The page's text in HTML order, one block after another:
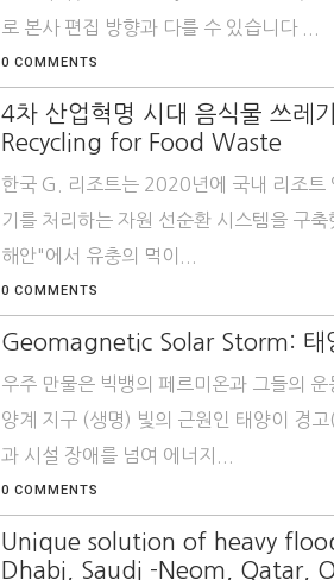
로 본사 편집 방향과 다를 수 있습니다 ...
0 COMMENTS
4차 산업혁명 시대 음식물 쓰레
Recycling for Food Waste
한국 G. 리조트는 2020년에 국내 리조트
기를 처리하는 자원 선순환 시스템을 구
해안"에서 유충의 먹이...
0 COMMENTS
Geomagnetic Solar Storm: 태
우주 만물은 빅뱅의 페르미온과 그들의
양계 지구 (생명) 빛의 근원인 태양이 경
과 시설 장애를 넘여 에너지...
0 COMMENTS
Unique solution of heavy
Dhabi, Saudi -Neom, Qatar,